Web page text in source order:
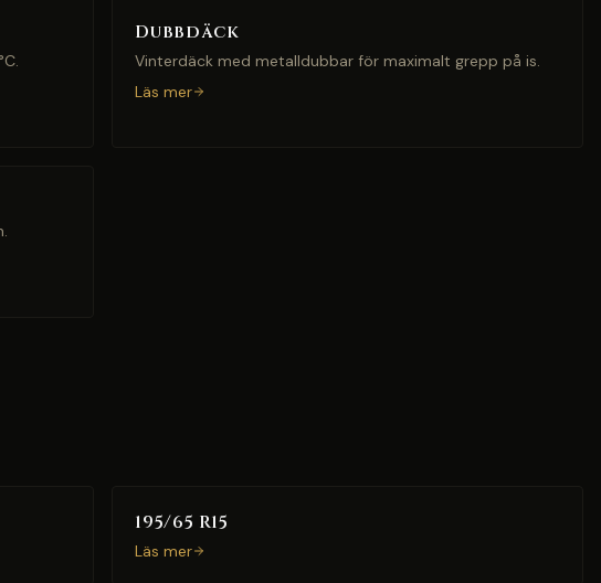
Dubbdäck
Vinterdäck med metalldubbar för maximalt grepp på is.
Läs mer
195/65 R15
Läs mer